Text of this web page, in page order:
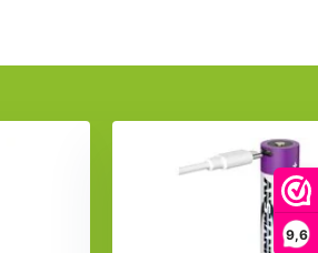
9,6